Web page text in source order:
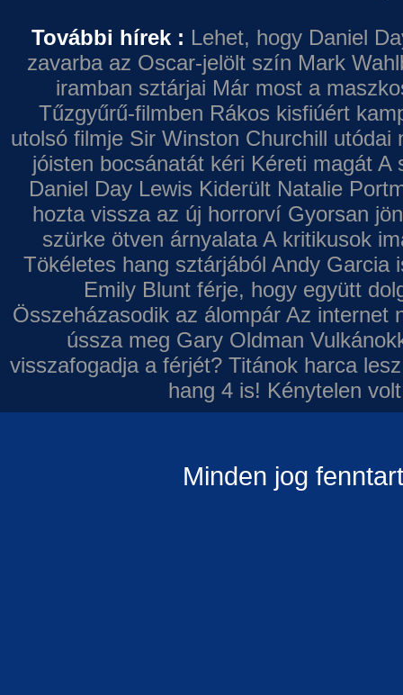
További hírek : Lehet, hogy Daniel
zavarba az Oscar-jelölt szín Mark
iramban sztárjai Már most a
Tűzgyűrű-filmben Rákos kisfiúért
utolsó filmje Sir Winston Churchill utódai
jóisten bocsánatát kéri Kéreti magát A
Daniel Day Lewis Kiderült Natalie
hozta vissza az új horrorví Gyorsan
szürke ötven árnyalata A kritikusok
Tökéletes hang sztárjából Andy Garcia
Emily Blunt férje, hogy együtt
Összeházasodik az álompár Az internet
ússza meg Gary Oldman
visszafogadja a férjét? Titánok harca
hang 4 is! Kénytelen
Minden jog